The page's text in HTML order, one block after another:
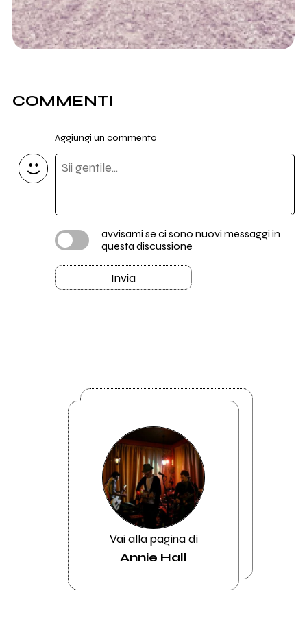
COMMENTI
Aggiungi un commento
avvisami se ci sono nuovi messaggi in
questa discussione
Invia
Vai alla pagina di
Annie Hall